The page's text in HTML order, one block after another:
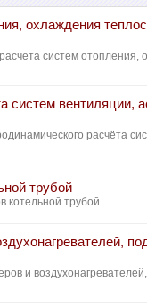
охлаждения
систем отопления,
систем вентиляции,
расчёта
трубой
котельной трубой
и